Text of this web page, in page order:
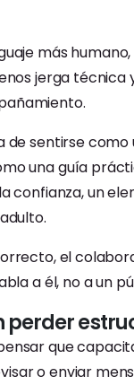
más
jerga técnica
de sentirse como
una guía
confianza, un
el
a él, no a un
perder
que
o enviar